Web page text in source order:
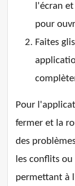
l'écran
pour
Faites
Pour
fermer et la
des
les conflits
permettant à